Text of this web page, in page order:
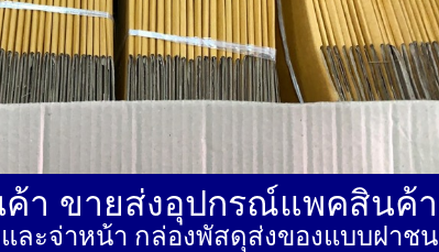
า ขายส่งอุปกรณ์แพคสินค้า
ละจ่าหน้า กล่องพัสดุส่งของแบบฝาชน